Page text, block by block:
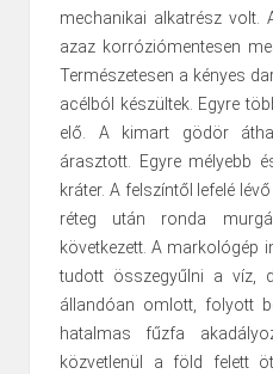
mechanikai alkatrész volt.
azaz korróziómentesen
Természetesen a kényes
acélból készültek. Egyre
elő. A kimart gödör
árasztott. Egyre mélyebb
kráter. A felszíntől lefelé
réteg után ronda
következett. A markológép
tudott összegyűlni a víz,
állandóan omlott, folyott
hatalmas fűzfa
közvetlenül a föld felett